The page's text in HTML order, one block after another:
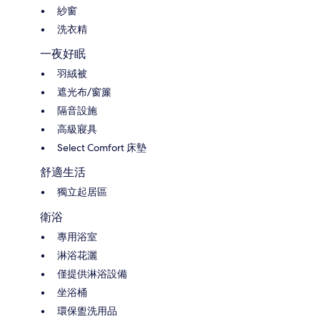
紗窗
洗衣精
一夜好眠
羽絨被
遮光布/窗簾
隔音設施
高級寢具
Select Comfort 床墊
舒適生活
獨立起居區
衛浴
專用浴室
淋浴花灑
僅提供淋浴設備
坐浴桶
環保盥洗用品